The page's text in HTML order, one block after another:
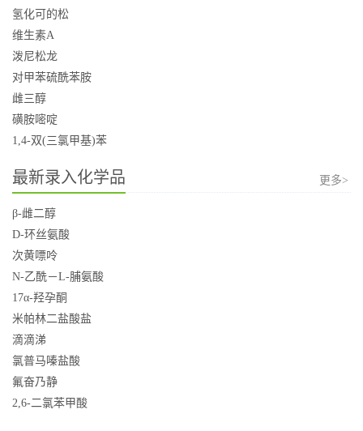
氢化可的松
维生素A
泼尼松龙
对甲苯硫酰苯胺
雌三醇
磺胺嘧啶
1,4-双(三氯甲基)苯
最新录入化学品 更多>
β-雌二醇
D-环丝氨酸
次黄嘌呤
N-乙酰－L-脯氨酸
17α-羟孕酮
米帕林二盐酸盐
滴滴涕
氯普马嗪盐酸
氟奋乃静
2,6-二氯苯甲酸